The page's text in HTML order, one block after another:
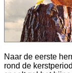
Naar de eerste
rond de